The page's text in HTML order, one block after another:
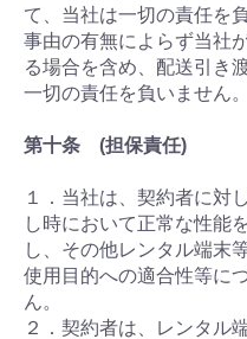
て、当社は一切の責任を
事由の有無によらず当社
る場合を含め、配送引き
一切の責任を負いません。
第十条 (担保責任)
１．当社は、契約者に対
し時において正常な性能
し、その他レンタル端末
使用目的への適合性等に
ん。
２．契約者は、レンタル